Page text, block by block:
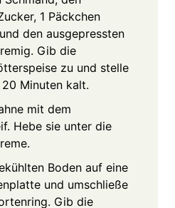
1 Päckchen
den ausgepressten
Gib die
zu und stelle
Minuten kalt.
mit dem
Hebe sie unter die
Boden auf eine
und umschließe
Gib die